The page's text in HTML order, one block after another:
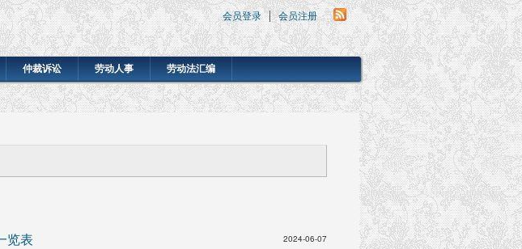
会员登录 会员注册
仲裁诉讼 劳动人事 劳动法汇编
览表 2024-06-07